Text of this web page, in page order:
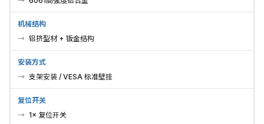
机械结构
铝挤型材 + 钣金结构
安装方式
支架安装 / VESA 标准壁挂
复位开关
1× 复位开关